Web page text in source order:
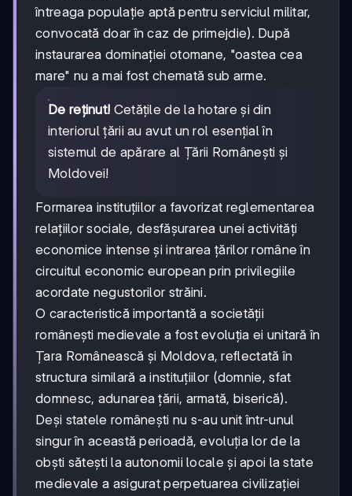
întreaga populație aptă pentru serviciul militar,
convocată doar în caz de primejdie). După
instaurarea dominației otomane, "oastea cea
mare" nu a mai fost chemată sub arme.
De reținut! Cetățile de la hotare și din
interiorul țării au avut un rol esențial în
sistemul de apărare al Țării Românești și
Moldovei!
Formarea instituțiilor a favorizat reglementarea
relațiilor sociale, desfășurarea unei activități
economice intense și intrarea țărilor române în
circuitul economic european prin privilegiile
acordate negustorilor străini.
O caracteristică importantă a societății
românești medievale a fost evoluția ei unitară în
Țara Românească și Moldova, reflectată în
structura similară a instituțiilor (domnie, sfat
domnesc, adunarea țării, armată, biserică).
Deși statele românești nu s-au unit într-unul
singur în această perioadă, evoluția lor de la
obști sătești la autonomii locale și apoi la state
medievale a asigurat perpetuarea civilizației